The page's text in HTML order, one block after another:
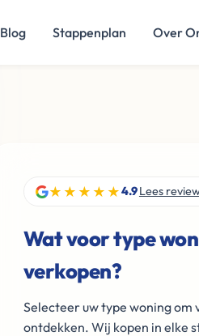
Blog Stappenplan Over
★★★★★4.9Lees
Wat voor type
verkopen?
Selecteer uw type woning
ontdekken. Wij kopen in elke